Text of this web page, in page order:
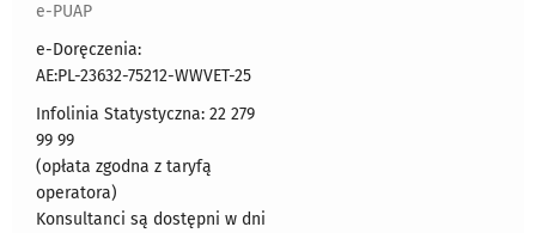
e-PUAP
e-Doręczenia:
AE:PL-23632-75212-WWVET-25
Infolinia Statystyczna: 22 279
99 99
(opłata zgodna z taryfą
operatora)
Konsultanci są dostępni w dni